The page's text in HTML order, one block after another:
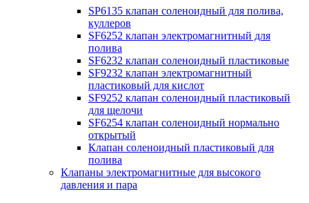
SP6135 клапан соленоидный для полива,
куллеров
SF6252 клапан электромагнитный для
полива
SF6232 клапан соленоидный пластиковые
SF9232 клапан электромагнитный
пластиковый для кислот
SF9252 клапан соленоидный пластиковый
для щелочи
SF6254 клапан соленоидный нормально
открытый
Клапан соленоидный пластиковый для
полива
Клапаны электромагнитные для высокого
давления и пара